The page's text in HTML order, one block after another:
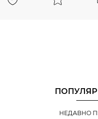
НЕДАВНО